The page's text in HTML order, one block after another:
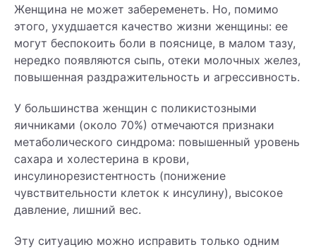
Женщина не может забеременеть. Но, помимо
этого, ухудшается качество жизни женщины: ее
могут беспокоить боли в пояснице, в малом тазу,
нередко появляются сыпь, отеки молочных желез,
повышенная раздражительность и агрессивность.
У большинства женщин с поликистозными
яичниками (около 70%) отмечаются признаки
метаболического синдрома: повышенный уровень
сахара и холестерина в крови,
инсулинорезистентность (понижение
чувствительности клеток к инсулину), высокое
давление, лишний вес.
Эту ситуацию можно исправить только одним